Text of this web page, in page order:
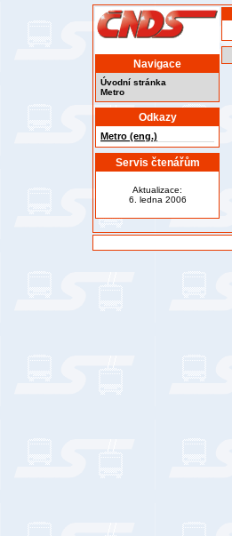
Navigace
Úvodní stránka
Metro
Odkazy
Metro (eng.)
Servis čtenářům
Aktualizace:
6. ledna 2006